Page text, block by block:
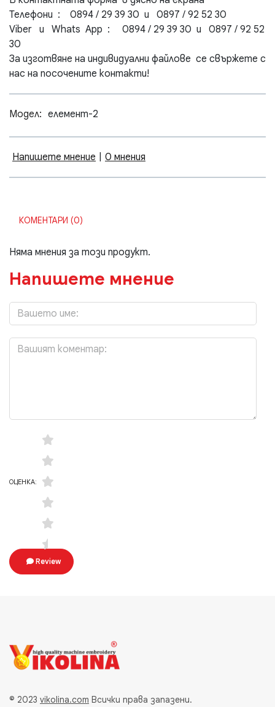
Телефони : 0894 / 29 39 30 и 0897 / 92 52 30
Viber и Whats App : 0894 / 29 39 30 и 0897 / 92 52
30
За изготвяне на индивидуални файлове се свържете с
нас на посочените контакти!
Модел: елемент-2
Напишете мнение 0 мнения
КОМЕНТАРИ (0)
Няма мнения за този продукт.
Напишете мнение
ОЦЕНКА:
Review
© 2023 vikolina.com Всички права запазени.